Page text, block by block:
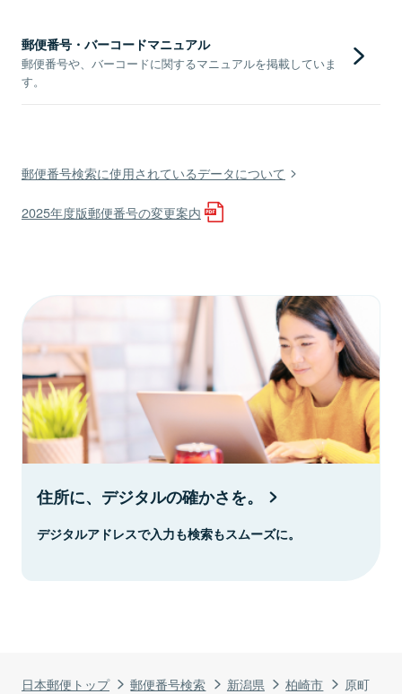
日本郵便トップ 郵便番号検索 新潟県 柏崎市 原町
郵便番号・バーコードマニュアル
郵便番号や、バーコードに関するマニュアルを掲載していま
す。
郵便番号検索に使用されているデータについて
2025年度版郵便番号の変更案内
住所に、デジタルの確かさを。
デジタルアドレスで入力も検索もスムーズに。